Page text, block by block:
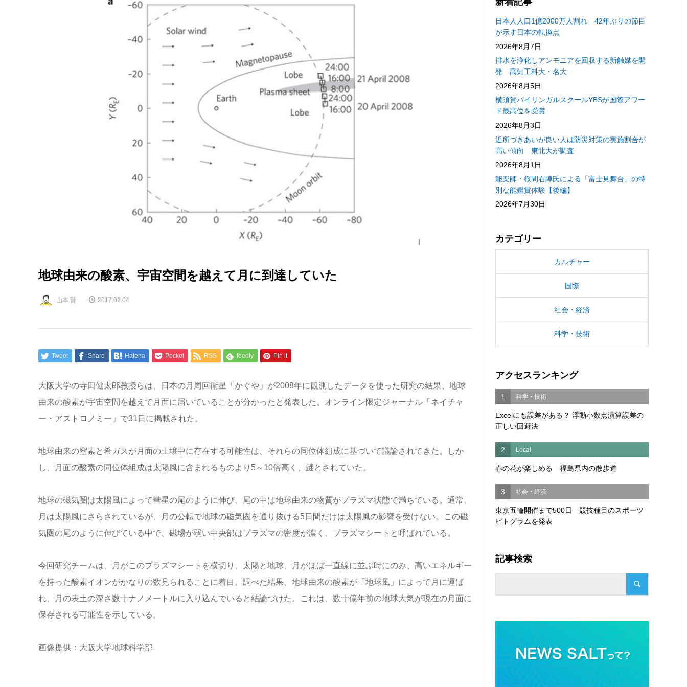
地球由来の酸素、宇宙空間を越えて月に到達していた
山本 賢一 2017.02.04
Tweet Share Hatena Pocket RSS feedly Pin it
大阪大学の寺田健太郎教授らは、日本の月周回衛星「かぐや」が2008年に観測したデータを使った研究の結果、地球
由来の酸素が宇宙空間を越えて月面に届いていることが分かったと発表した。オンライン限定ジャーナル「ネイチャ
ー・アストロノミー」で31日に掲載された。
地球由来の窒素と希ガスが月面の土壌中に存在する可能性は、それらの同位体組成に基づいて議論されてきた。しか
し、月面の酸素の同位体組成は太陽風に含まれるものより5～10倍高く、謎とされていた。
地球の磁気圏は太陽風によって彗星の尾のように伸び、尾の中は地球由来の物質がプラズマ状態で満ちている。通常、
月は太陽風にさらされているが、月の公転で地球の磁気圏を通り抜ける5日間だけは太陽風の影響を受けない。この磁
気圏の尾のように伸びている中で、磁場が弱い中央部はプラズマの密度が濃く、プラズマシートと呼ばれている。
今回研究チームは、月がこのプラズマシートを横切り、太陽と地球、月がほぼ一直線に並ぶ時にのみ、高いエネルギー
を持った酸素イオンがかなりの数見られることに着目。調べた結果、地球由来の酸素が「地球風」によって月に運ば
れ、月の表土の深さ数十ナノメートルに入り込んでいると結論づけた。これは、数十億年前の地球大気が現在の月面に
保存される可能性を示している。
画像提供：大阪大学地球科学部
日本人人口1億2000万人割れ 42年ぶりの節目
が示す日本の転換点
2026年8月7日
排水を浄化しアンモニアを回収する新触媒を開
発 高知工科大・名大
2026年8月5日
横須賀バイリンガルスクールYBSが国際アワー
ド最高位を受賞
2026年8月3日
近所づきあいが良い人は防災対策の実施割合が
高い傾向 東北大が調査
2026年8月1日
能楽師・桜間右陣氏による「富士見舞台」の特
別な能鑑賞体験【後編】
2026年7月30日
カテゴリー
カルチャー
国際
社会・経済
科学・技術
アクセスランキング
1 科学・技術
Excelにも誤差がある？ 浮動小数点演算誤差の
正しい回避法
2 Local
春の花が楽しめる 福島県内の散歩道
3 社会・経済
東京五輪開催まで500日 競技種目のスポーツ
ピトグラムを発表
記事検索